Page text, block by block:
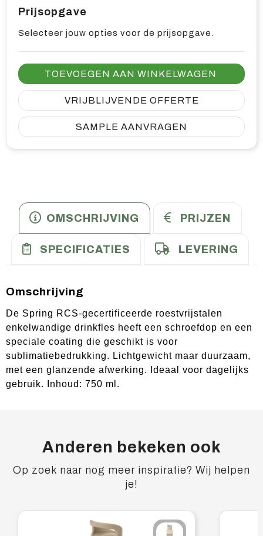
Prijsopgave
Selecteer jouw opties voor de prijsopgave.
TOEVOEGEN AAN WINKELWAGEN
VRIJBLIJVENDE OFFERTE
SAMPLE AANVRAGEN
OMSCHRIJVING PRIJZEN
SPECIFICATIES LEVERING
Omschrijving
De Spring RCS-gecertificeerde roestvrijstalen
enkelwandige drinkfles heeft een schroefdop en een
speciale coating die geschikt is voor
sublimatiebedrukking. Lichtgewicht maar duurzaam,
met een glanzende afwerking. Ideaal voor dagelijks
gebruik. Inhoud: 750 ml.
Anderen bekeken ook
Op zoek naar nog meer inspiratie? Wij helpen
je!